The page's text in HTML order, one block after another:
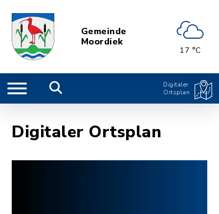
Gemeinde
Moordiek
17 °C
Digitaler
Ortsplan
Digitaler Ortsplan